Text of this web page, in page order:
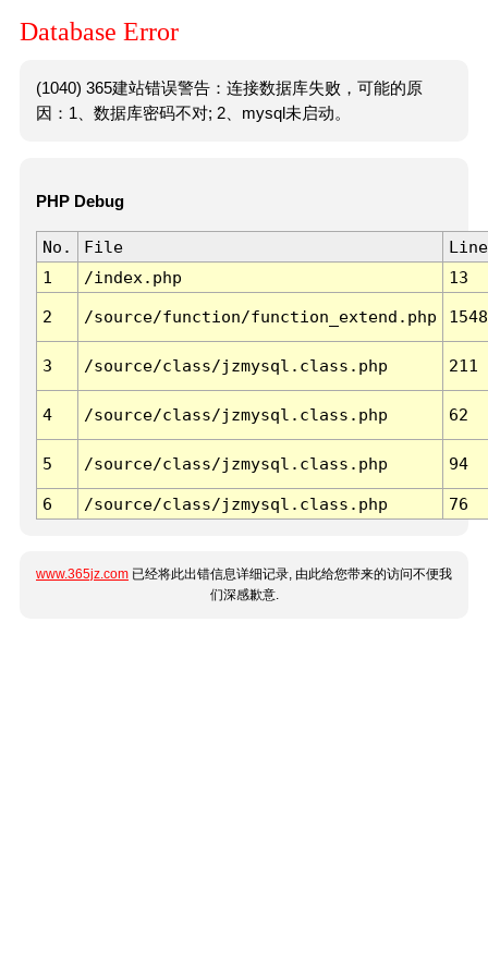
Database Error
(1040) 365建站错误警告：连接数据库失败，可能的原
因：1、数据库密码不对; 2、mysql未启动。
PHP Debug
No. File
Line
1
/index.php 13
2 /source/function/function_extend.php 1548
3 /source/class/jzmysql.class.php 211
4 /source/class/jzmysql.class.php 62
5 /source/class/jzmysql.class.php 94
6 /source/class/jzmysql.class.php 76
www.365jz.com 已经将此出错信息详细记录, 由此给您带来的访问不便我
们深感歉意.